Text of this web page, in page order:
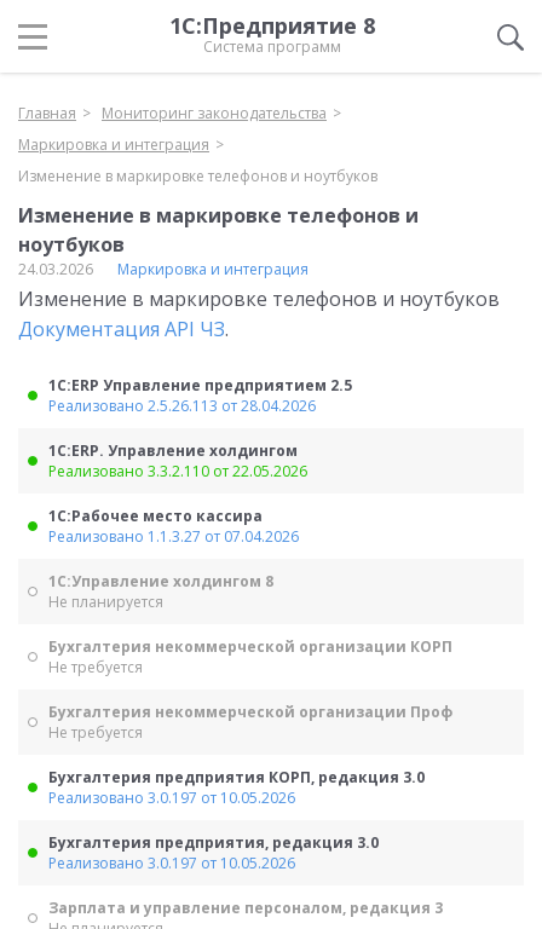
1С:Предприятие 8
Система программ
Главная
Мониторинг законодательства
Маркировка и интеграция
Изменение в маркировке телефонов и ноутбуков
Изменение в маркировке телефонов и
ноутбуков
24.03.2026 Маркировка и интеграция
Изменение в маркировке телефонов и ноутбуков
Документация API ЧЗ.
1С:ERP Управление предприятием 2.5
Реализовано 2.5.26.113 от 28.04.2026
1С:ERP. Управление холдингом
Реализовано 3.3.2.110 от 22.05.2026
1С:Рабочее место кассира
Реализовано 1.1.3.27 от 07.04.2026
1С:Управление холдингом 8
Не планируется
Бухгалтерия некоммерческой организации КОРП
Не требуется
Бухгалтерия некоммерческой организации Проф
Не требуется
Бухгалтерия предприятия КОРП, редакция 3.0
Реализовано 3.0.197 от 10.05.2026
Бухгалтерия предприятия, редакция 3.0
Реализовано 3.0.197 от 10.05.2026
Зарплата и управление персоналом, редакция 3